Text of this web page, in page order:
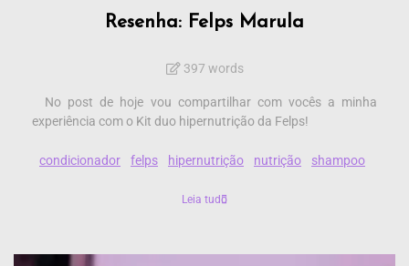
Resenha: Felps Marula
397 words
No post de hoje vou compartilhar com vocês a minha
experiência com o Kit duo hipernutrição da Felps!
condicionador felps hipernutrição nutrição shampoo
Leia tudo